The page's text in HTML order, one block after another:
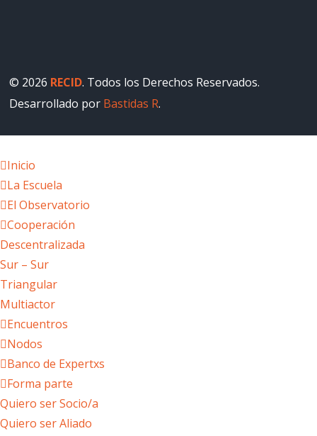
© 2026 RECID. Todos los Derechos Reservados.
Desarrollado por Bastidas R.
Inicio
La Escuela
El Observatorio
Cooperación
Descentralizada
Sur – Sur
Triangular
Multiactor
Encuentros
Nodos
Banco de Expertxs
Forma parte
Quiero ser Socio/a
Quiero ser Aliado